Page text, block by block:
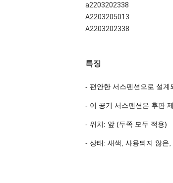
a2203202338
A2203205013
A2203202338
특징
- 편안한 서스펜션으로 설계
- 이 공기 서스펜션은 후판
- 위치: 앞 (두쪽 모두 적용)
- 상태: 새색, 사용되지 않은,